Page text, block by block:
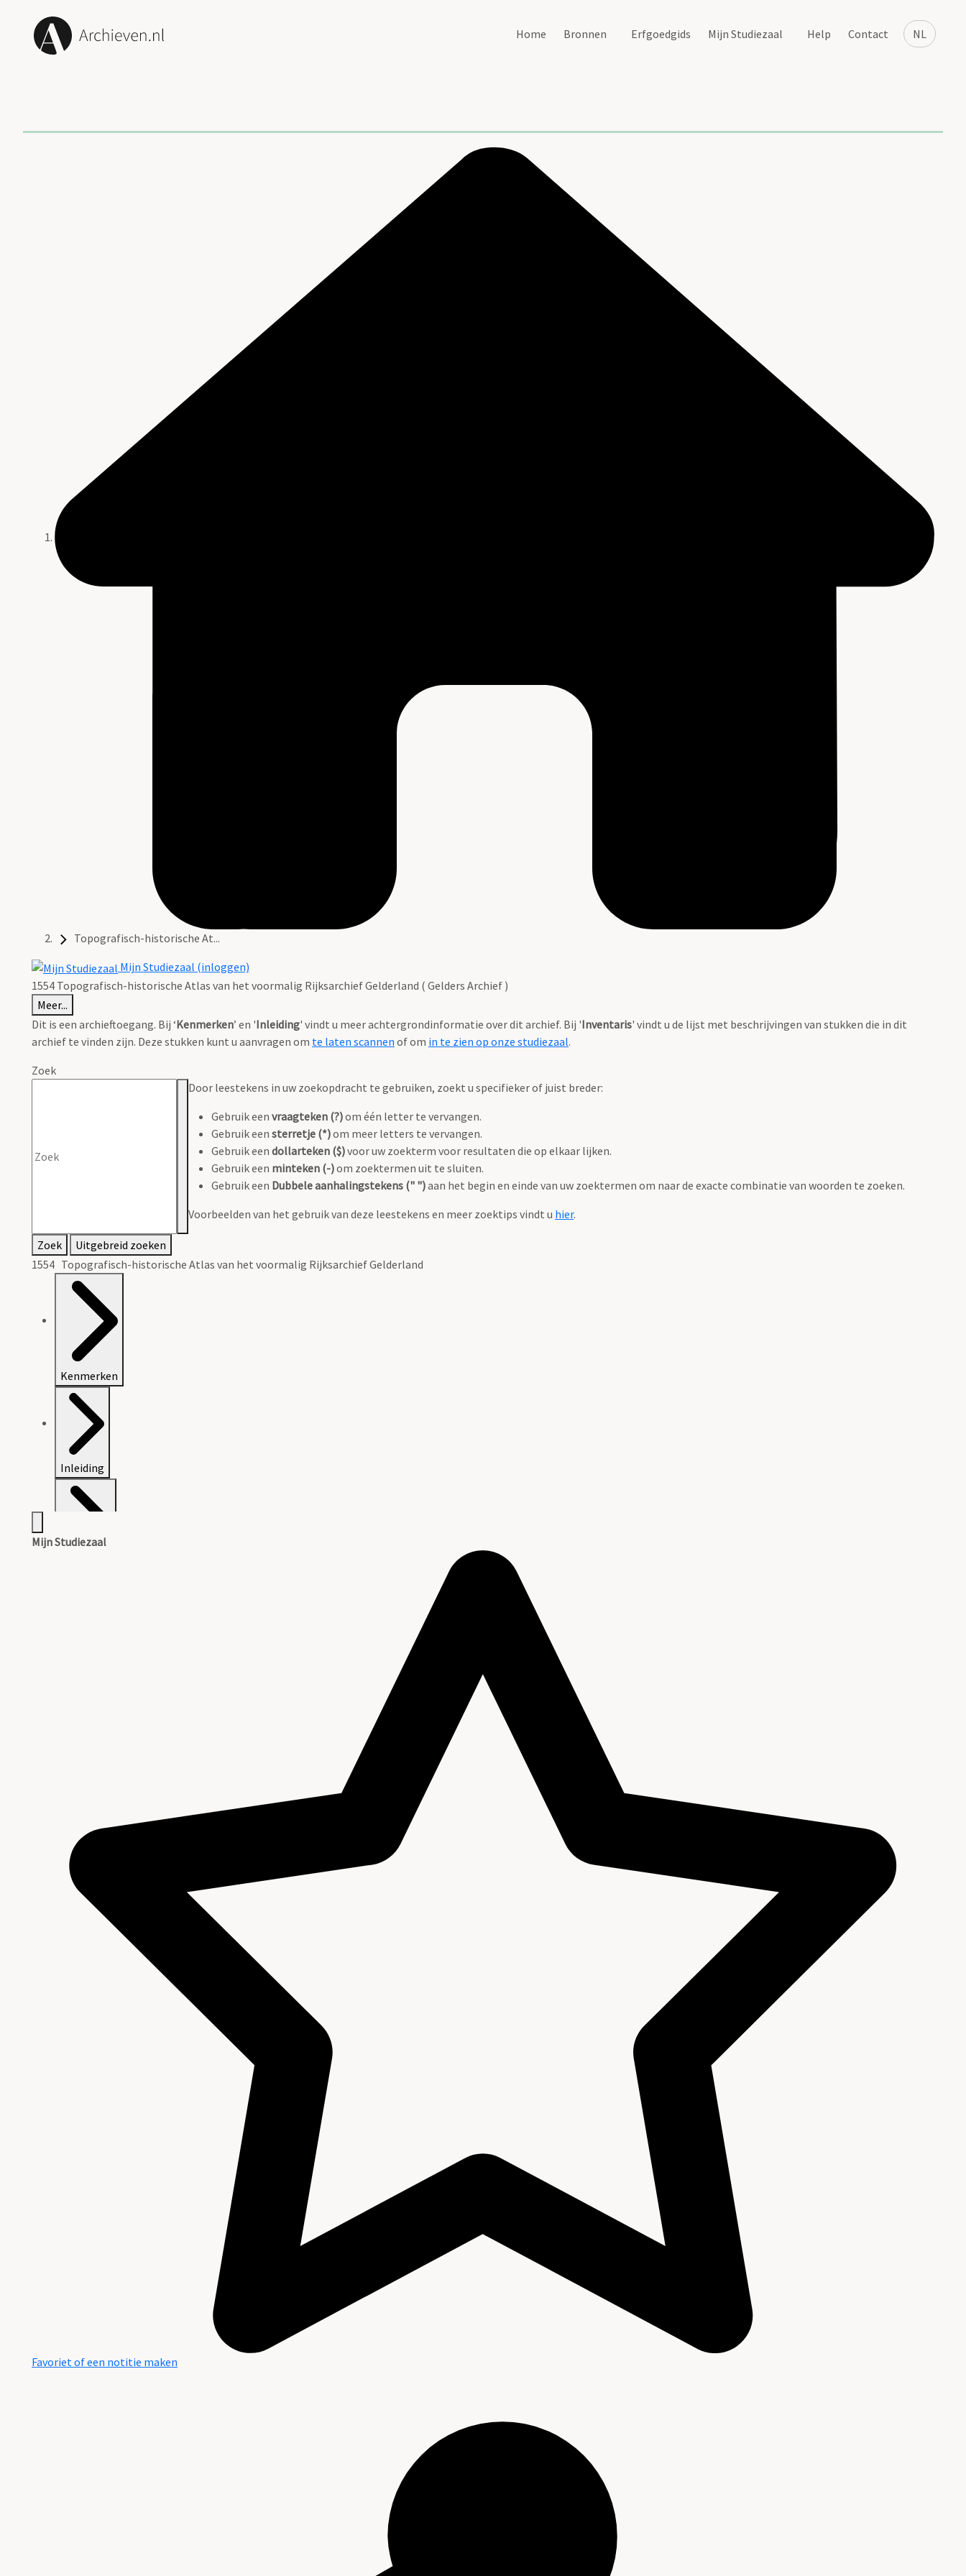
NL
Home Bronnen Erfgoedgids Mijn Studiezaal Help Contact
Topografisch-historische At...
Mijn Studiezaal (inloggen)
1554 Topografisch-historische Atlas van het voormalig Rijksarchief Gelderland ( Gelders Archief )
Meer...
Dit is een archieftoegang. Bij ‘Kenmerken’ en 'Inleiding' vindt u meer achtergrondinformatie over dit archief. Bij 'Inventaris' vindt u de lijst met beschrijvingen van stukken die in dit
archief te vinden zijn. Deze stukken kunt u aanvragen om te laten scannen of om in te zien op onze studiezaal.
Zoek
Door leestekens in uw zoekopdracht te gebruiken, zoekt u specifieker of juist breder:
Gebruik een vraagteken (?)om één letter te vervangen.
Gebruik een sterretje (*)om meer letters te vervangen.
Gebruik een dollarteken ($)voor uw zoekterm voor resultaten die op elkaar lijken.
Gebruik een minteken (-)om zoektermen uit te sluiten.
Gebruik een Dubbele aanhalingstekens (" ")aan het begin en einde van uw zoektermen om naar de exacte combinatie van woorden te zoeken.
Voorbeelden van het gebruik van deze leestekens en meer zoektips vindt u hier.
Zoek
Uitgebreid zoeken
1554 Topografisch-historische Atlas van het voormalig Rijksarchief Gelderland
Kenmerken
Inleiding
Mijn Studiezaal
Favoriet of een notitie maken